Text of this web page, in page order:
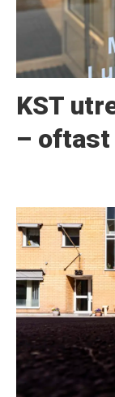
KST
– oftast